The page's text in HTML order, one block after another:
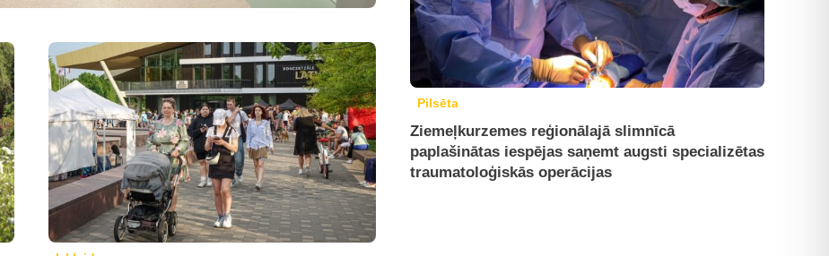
Pilsēta
Ziemeļkurzemes reģionālajā slimnīcā
paplašinātas iespējas saņemt augsti specializētas
traumatoloģiskās operācijas